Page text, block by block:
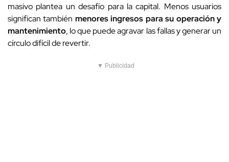
masivo plantea un desafío para la capital. Menos usuarios
significan también menores ingresos para su operación y
mantenimiento, lo que puede agravar las fallas y generar un
círculo difícil de revertir.
▼ Publicidad